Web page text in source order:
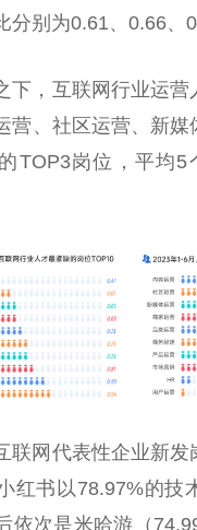
分别为0.61、0.66、
下，互联网行业运营
营、社区运营、新媒
TOP3岗位， 平均5
联网代表性企业新发
红书以78.97%的技
依次是米哈游（